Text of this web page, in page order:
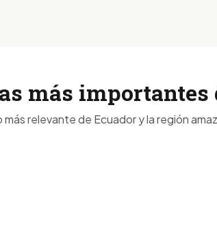
más importantes
relevante de Ecuador y la región